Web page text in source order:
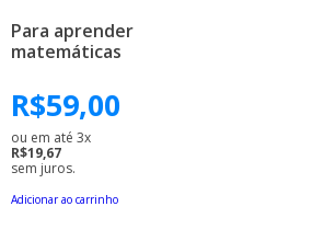
Para aprender
matemáticas
R$59,00
ou em até 3x
R$19,67
sem juros.
Adicionar ao carrinho